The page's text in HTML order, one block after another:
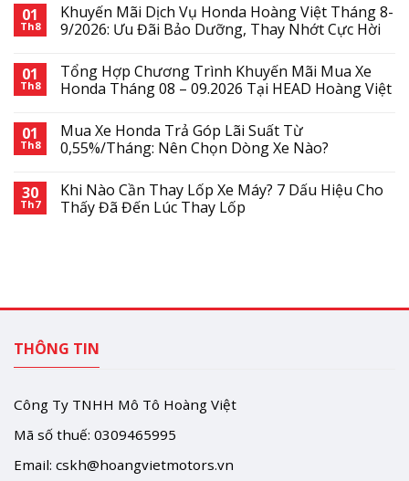
01
Th8
Khuyến Mãi Dịch Vụ Honda Hoàng Việt Tháng 8-
9/2026: Ưu Đãi Bảo Dưỡng, Thay Nhớt Cực Hời
01
Th8
Tổng Hợp Chương Trình Khuyến Mãi Mua Xe
Honda Tháng 08 – 09.2026 Tại HEAD Hoàng Việt
01
Th8
Mua Xe Honda Trả Góp Lãi Suất Từ
0,55%/Tháng: Nên Chọn Dòng Xe Nào?
30
Th7
Khi Nào Cần Thay Lốp Xe Máy? 7 Dấu Hiệu Cho
Thấy Đã Đến Lúc Thay Lốp
THÔNG TIN
Công Ty TNHH Mô Tô Hoàng Việt
Mã số thuế: 0309465995
Email: cskh@hoangvietmotors.vn